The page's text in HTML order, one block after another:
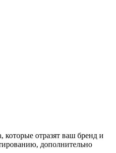
отразят ваш бренд и
дополнительно